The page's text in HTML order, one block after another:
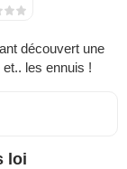
découvert une
les ennuis !
loi